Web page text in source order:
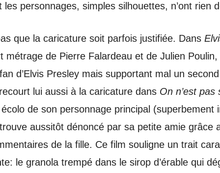
les personnages, simples silhouettes, n’ont rien
que la caricature soit parfois justifiée. Dans
métrage de Pierre Falardeau et de Julien
d’Elvis Presley mais supportant mal un
lui aussi à la caricature dans On n’est pas
de son personnage principal (superbement
aussitôt dénoncé par sa petite amie grâce
de la fille. Ce film souligne un trait
le granola trempé dans le sirop d’érable qui